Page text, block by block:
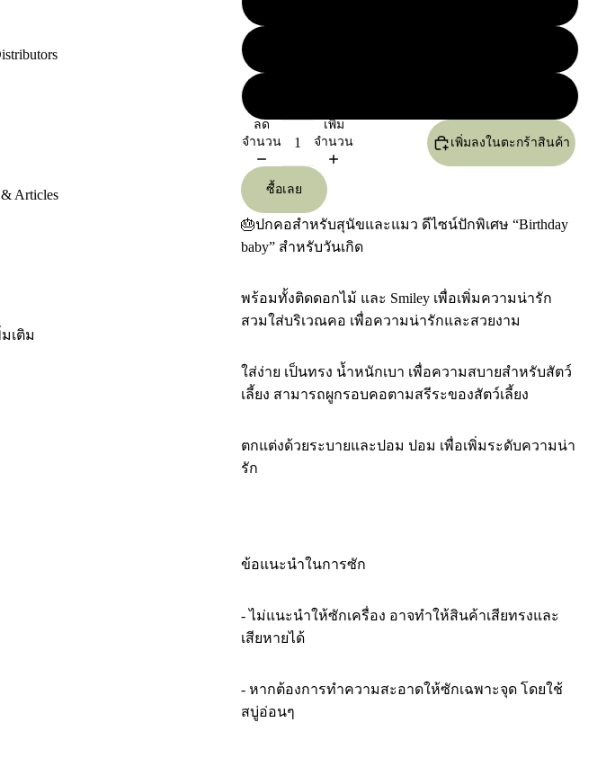
Articles
มเติม
ลด
จำนวน
เพิ่ม
จำนวน
เพิ่มลงในตะกร้าสินค้า
ซื้อเลย
🎂ปกคอสำหรับสุนัขและแมว ดีไซน์ปักพิเศษ “Birthday
baby” สำหรับวันเกิด
พร้อมทั้งติดดอกไม้ และ Smiley เพื่อเพิ่มความน่ารัก
สวมใส่บริเวณคอ เพื่อความน่ารักและสวยงาม
ใส่ง่าย เป็นทรง น้ำหนักเบา เพื่อความสบายสำหรับสัตว์
เลี้ยง สามารถผูกรอบคอตามสรีระของสัตว์เลี้ยง
ตกแต่งด้วยระบายและปอม ปอม เพื่อเพิ่มระดับความน่า
รัก
ข้อแนะนำในการซัก
- ไม่แนะนำให้ซักเครื่อง อาจทำให้สินค้าเสียทรงและ
เสียหายได้
- หากต้องการทำความสะอาดให้ซักเฉพาะจุด โดยใช้
สบู่อ่อนๆ